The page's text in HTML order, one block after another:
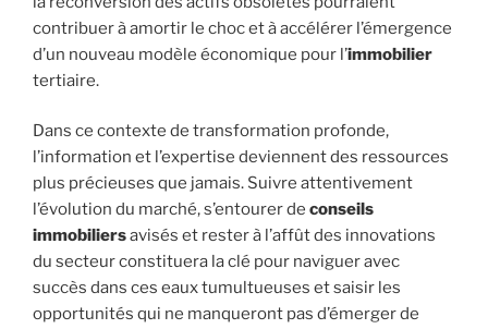
contribuer à amortir le choc et à accélérer l’émergence
d’un nouveau modèle économique pour l’immobilier
tertiaire.
Dans ce contexte de transformation profonde,
l’information et l’expertise deviennent des ressources
plus précieuses que jamais. Suivre attentivement
l’évolution du marché, s’entourer de conseils
immobiliersavisés et rester à l’affût des innovations
du secteur constituera la clé pour naviguer avec
succès dans ces eaux tumultueuses et saisir les
opportunités qui ne manqueront pas d’émerger de